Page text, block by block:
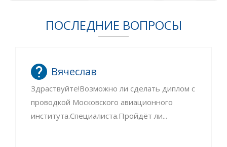
ПОСЛЕДНИЕ ВОПРОСЫ
Вячеслав
Здраствуйте!Возможно ли сделать диплом с
проводкой Московского авиационного
института.Специалиста.Пройдёт ли...